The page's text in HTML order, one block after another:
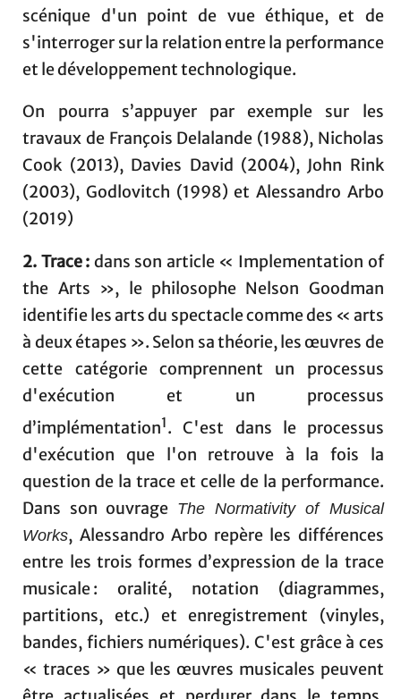
scénique d'un point de vue éthique, et de
s'interroger sur la relation entre la performance
et le développement technologique.
On pourra s’appuyer par exemple sur les
travaux de François Delalande (1988), Nicholas
Cook (2013), Davies David (2004), John Rink
(2003), Godlovitch (1998) et Alessandro Arbo
(2019)
2. Trace : dans son article « Implementation of
the Arts », le philosophe Nelson Goodman
identifie les arts du spectacle comme des « arts
à deux étapes ». Selon sa théorie, les œuvres de
cette catégorie comprennent un processus
d'exécution et un processus
d’implémentation1. C'est dans le processus
d'exécution que l'on retrouve à la fois la
question de la trace et celle de la performance.
Dans son ouvrage The Normativity of Musical
Works, Alessandro Arbo repère les différences
entre les trois formes d’expression de la trace
musicale : oralité, notation (diagrammes,
partitions, etc.) et enregistrement (vinyles,
bandes, fichiers numériques). C'est grâce à ces
« traces » que les œuvres musicales peuvent